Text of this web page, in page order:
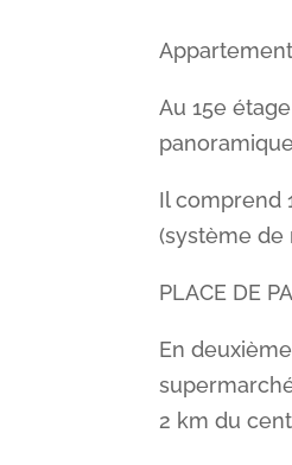
Au 15e
Il comprend
(système de
PLACE DE
En
2 km du